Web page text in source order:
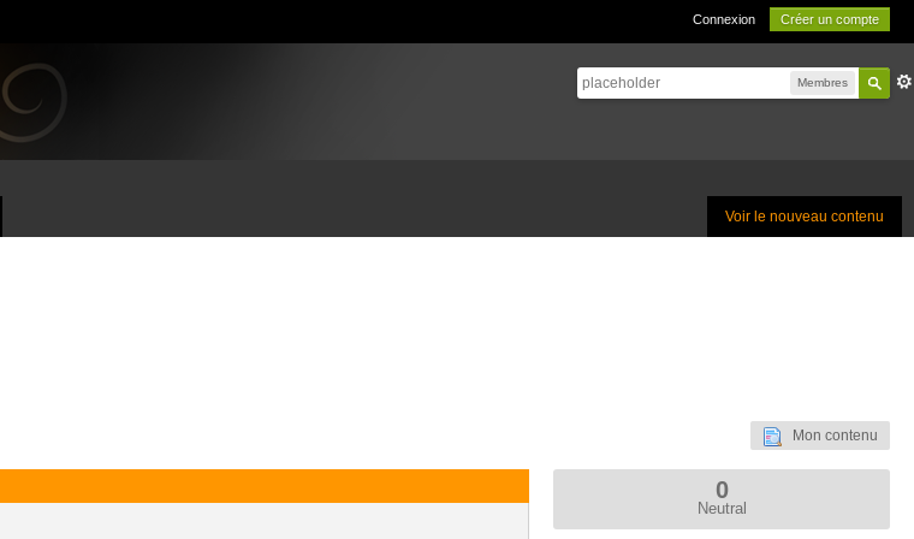
Connexion Créer un compte
Membres
Voir le nouveau contenu
Mon contenu
0
Neutral